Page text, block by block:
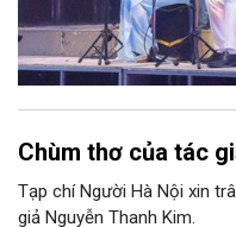
Chùm thơ của tác
Tạp chí Người Hà Nội xin
giả Nguyễn Thanh Kim.